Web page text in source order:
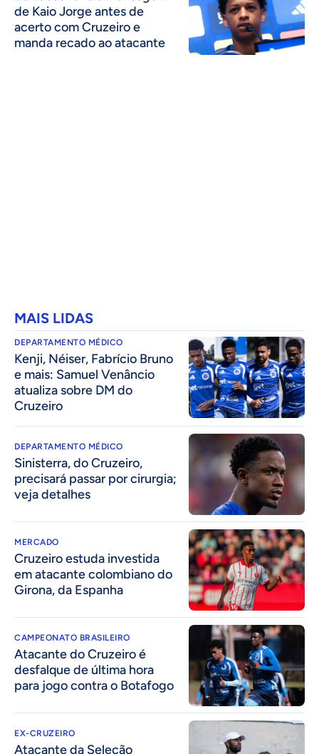
de Kaio Jorge antes de
acerto com Cruzeiro e
manda recado ao atacante
MAIS LIDAS
DEPARTAMENTO MÉDICO
Kenji, Néiser, Fabrício Bruno
e mais: Samuel Venâncio
atualiza sobre DM do
Cruzeiro
DEPARTAMENTO MÉDICO
Sinisterra, do Cruzeiro,
precisará passar por cirurgia;
veja detalhes
MERCADO
Cruzeiro estuda investida
em atacante colombiano do
Girona, da Espanha
CAMPEONATO BRASILEIRO
Atacante do Cruzeiro é
desfalque de última hora
para jogo contra o Botafogo
EX-CRUZEIRO
Atacante da Seleção